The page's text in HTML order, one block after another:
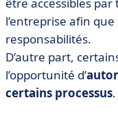
l’entreprise afin
responsabilités.
D’autre part,
l’opportunité d’
certains processus.